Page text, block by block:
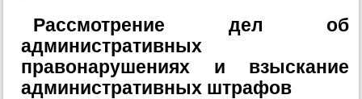
Рассмотрение дел об
административных
правонарушениях и взыскание
административных штрафов